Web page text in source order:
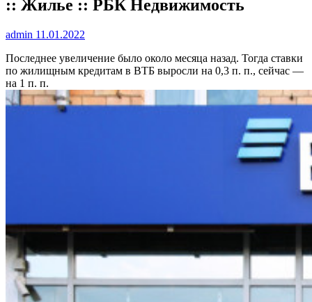
:: Жилье :: РБК Недвижимость
admin 11.01.2022
Последнее увеличение было около месяца назад. Тогда ставки
по жилищным кредитам в ВТБ выросли на 0,3 п. п., сейчас —
на 1 п. п.